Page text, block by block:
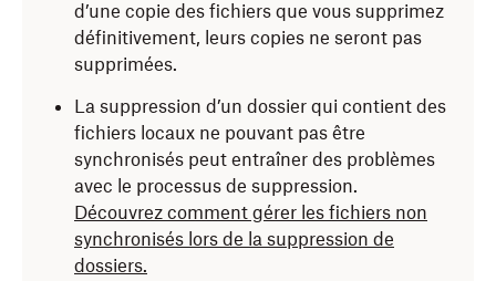
d’une copie des fichiers que vous supprimez
définitivement, leurs copies ne seront pas
supprimées.
La suppression d’un dossier qui contient des
fichiers locaux ne pouvant pas être
synchronisés peut entraîner des problèmes
avec le processus de suppression.
Découvrez comment gérer les fichiers non
synchronisés lors de la suppression de
dossiers.